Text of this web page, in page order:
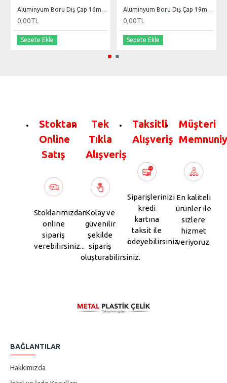
Alüminyum Boru Dış Çap 16mm Et Kal 1.2mm
0,00TL
Sepete Ekle
Alüminyum Boru Dış Çap 19mm Et Kal 1.2mm
0,00TL
Sepete Ekle
Stoktan
Online
Satış
Stoklarımızdan
online
sipariş
verebilirsiniz...
Tek
Tıkla
Alışveriş
Kolay ve
güvenilir
şekilde
sipariş
oluşturabilirsiniz.
Taksitli
Alışveriş
Siparişlerinizi
kredi
kartına
taksit ile
ödeyebilirsiniz.
Müşteri
En kaliteli
ürünler ile
sizlere
hizmet
veriyoruz.
BAĞLANTILAR
Hakkımızda